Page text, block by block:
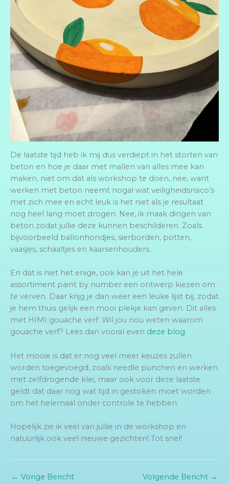
De laatste tijd heb ik mij dus verdiept in het storten van
beton en hoe je daar met mallen van alles mee kan
maken, niet om dat als workshop te doen, nee, want
werken met beton neemt nogal wat veiligheidsrisico’s
met zich mee en echt leuk is het niet als je resultaat
nog heel lang moet drogen. Nee, ik maak dingen van
beton zodat jullie deze kunnen beschilderen. Zoals
bijvoorbeeld ballonhondjes, sierborden, potten,
vaasjes, schaaltjes en kaarsenhouders.
En dat is niet het enige, ook kan je uit het hele
assortiment paint by number een ontwerp kiezen om
te verven. Daar krijg je dan weer een leuke lijst bij, zodat
je hem thuis gelijk een mooi plekje kan geven. Dit alles
met HIMI gouache verf. Wil jou nou weten waarom
gouache verf? Lees dan vooral even deze blog.
Het mooie is dat er nog veel meer keuzes zullen
worden toegevoegd, zoals needle punchen en werken
met zelfdrogende klei, maar ook voor deze laatste
geldt dat daar nog wat tijd in gestoken moet worden
om het helemaal onder controle te hebben.
Hopelijk zie ik veel van jullie in de workshop en
natuurlijk ook veel nieuwe gezichten! Tot snel!
← Vorige Bericht Volgende Bericht →